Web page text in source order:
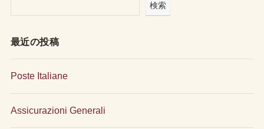
検索
最近の投稿
Poste Italiane
Assicurazioni Generali